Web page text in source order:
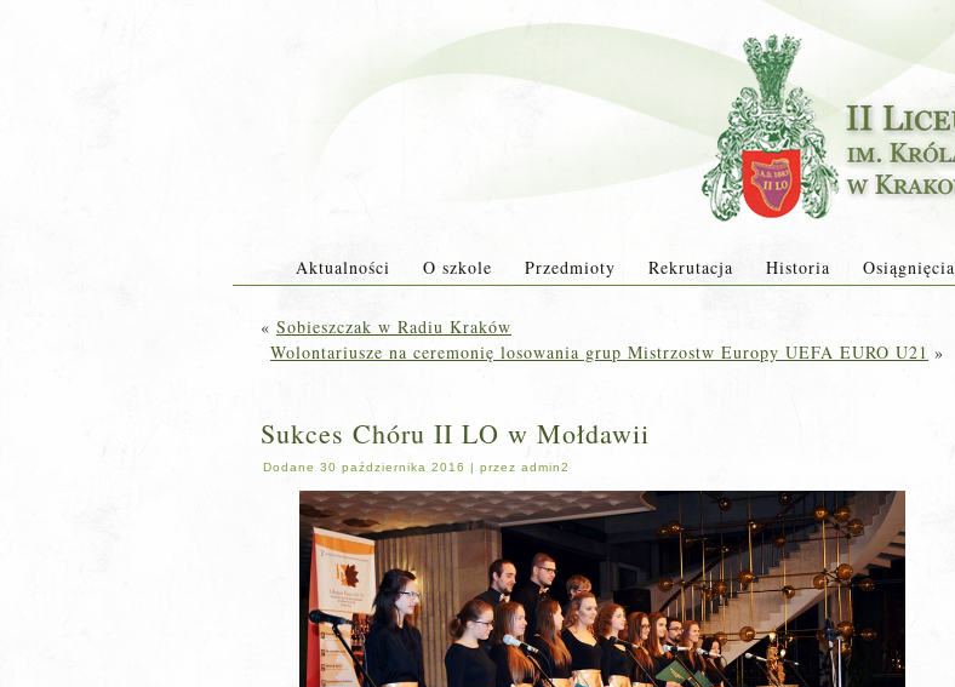
Aktualności O szkole Przedmioty Rekrutacja Historia Osiągnięcia
« Sobieszczak w Radiu Kraków
Wolontariusze na ceremonię losowania grup Mistrzostw Europy UEFA EURO U21 »
Sukces Chóru II LO w Mołdawii
Dodane 30 października 2016 | przez admin2